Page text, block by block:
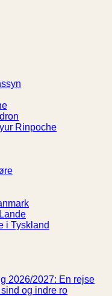
Rinpoche
i Tyskland
2026/2027: En rejse
og indre ro